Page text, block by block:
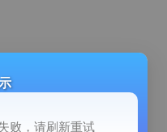
败，请刷新重试